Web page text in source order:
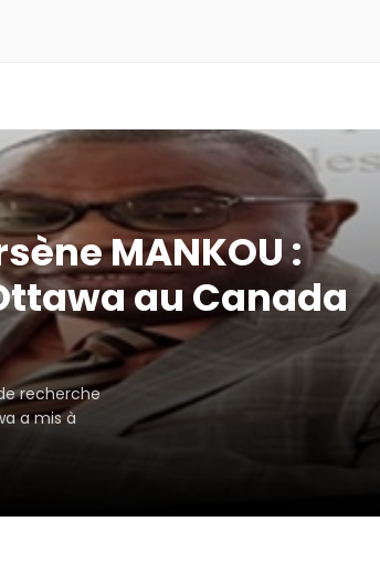
MANKOU :
au Canada
recherche
a mis à